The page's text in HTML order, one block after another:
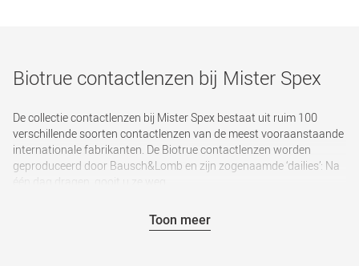
Biotrue contactlenzen bij Mister Spex
De collectie contactlenzen bij Mister Spex bestaat uit ruim 100
verschillende soorten contactlenzen van de meest vooraanstaande
internationale fabrikanten. De Biotrue contactlenzen worden
geproduceerd door Bausch&Lomb en zijn zogenaamde ‘dailies’: Na
persoonlijke voorkeuren en de aard en beperkingen van uw ogen.
Toon meer